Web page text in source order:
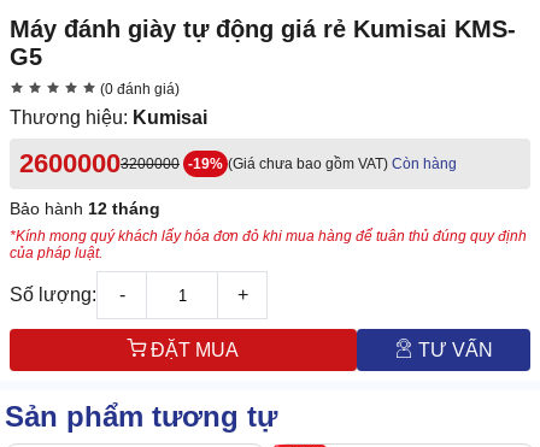
Máy đánh giày tự động giá rẻ Kumisai KMS-
G5
(0 đánh giá)
Thương hiệu: Kumisai
26000003200000 -19% (Giá chưa bao gồm VAT) Còn hàng
Bảo hành 12 tháng
*Kính mong quý khách lấy hóa đơn đỏ khi mua hàng để tuân thủ đúng quy định
của pháp luật.
Số lượng: - +
ĐẶT MUA TƯ VẤN
Sản phẩm tương tự